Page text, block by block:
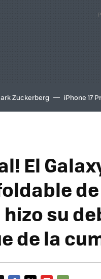
Zuckerberg iPhone 17
El
su
de la